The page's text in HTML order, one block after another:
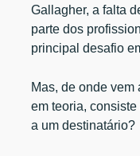
Gallagher, a falta
parte dos
principal desafio
Mas, de onde vem
em teoria,
a um destinatário?